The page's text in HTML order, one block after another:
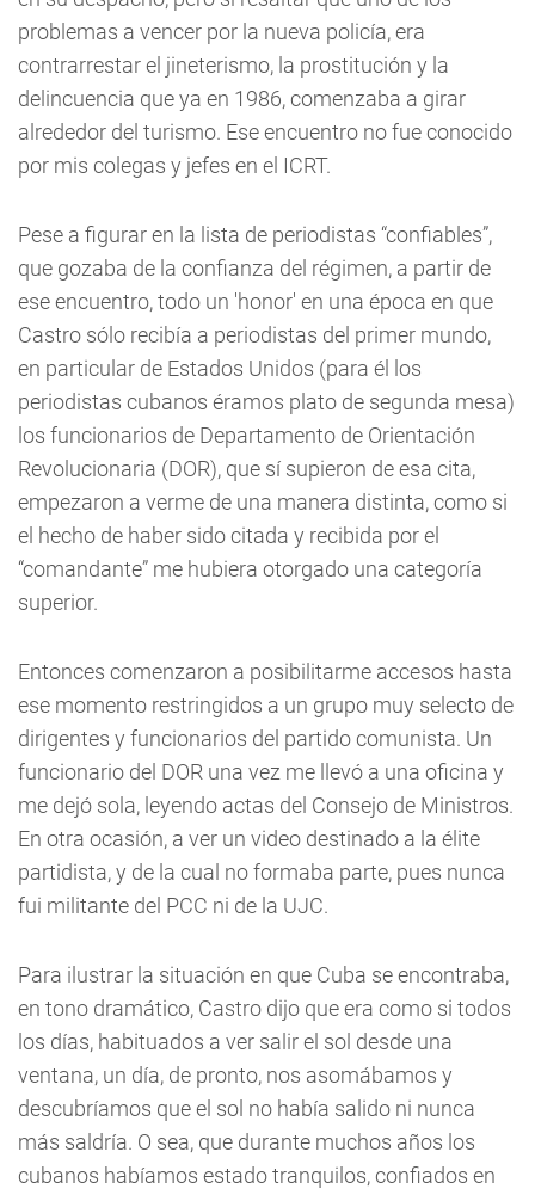
problemas a vencer por la nueva policía, era
contrarrestar el jineterismo, la prostitución y la
delincuencia que ya en 1986, comenzaba a girar
alrededor del turismo. Ese encuentro no fue conocido
por mis colegas y jefes en el ICRT.
Pese a figurar en la lista de periodistas “confiables”,
que gozaba de la confianza del régimen, a partir de
ese encuentro, todo un 'honor' en una época en que
Castro sólo recibía a periodistas del primer mundo,
en particular de Estados Unidos (para él los
periodistas cubanos éramos plato de segunda mesa)
los funcionarios de Departamento de Orientación
Revolucionaria (DOR), que sí supieron de esa cita,
empezaron a verme de una manera distinta, como si
el hecho de haber sido citada y recibida por el
“comandante” me hubiera otorgado una categoría
superior.
Entonces comenzaron a posibilitarme accesos hasta
ese momento restringidos a un grupo muy selecto de
dirigentes y funcionarios del partido comunista. Un
funcionario del DOR una vez me llevó a una oficina y
me dejó sola, leyendo actas del Consejo de Ministros.
En otra ocasión, a ver un video destinado a la élite
partidista, y de la cual no formaba parte, pues nunca
fui militante del PCC ni de la UJC.
Para ilustrar la situación en que Cuba se encontraba,
en tono dramático, Castro dijo que era como si todos
los días, habituados a ver salir el sol desde una
ventana, un día, de pronto, nos asomábamos y
descubríamos que el sol no había salido ni nunca
más saldría. O sea, que durante muchos años los
cubanos habíamos estado tranquilos, confiados en